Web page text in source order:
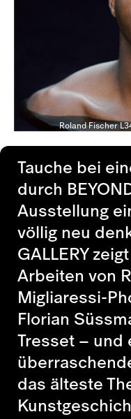
Roland Fischer
Tauche bei
durch
Ausstellung
völlig neu
GALLERY
Arbeiten von
Migliaressi-
Florian
Tresset –
das älteste